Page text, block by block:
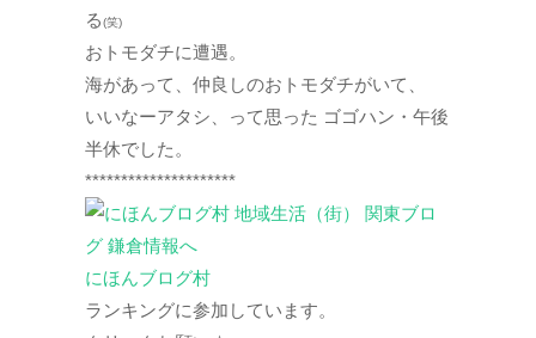
る(笑)
おトモダチに遭遇。
海があって、仲良しのおトモダチがいて、
いいなーアタシ、って思った ゴゴハン・午後
半休でした。
*********************
にほんブログ村
ランキングに参加しています。